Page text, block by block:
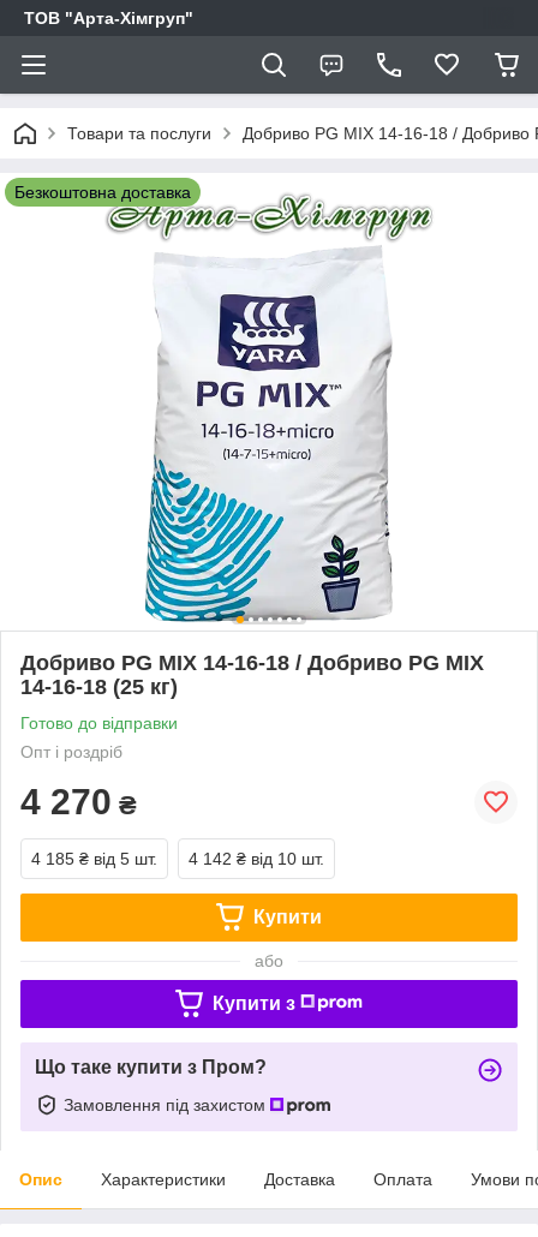
ТОВ "Арта-Хімгруп"
Товари та послуги Добриво PG MIX 14-16-18 / Добриво
Безкоштовна доставка
Добриво PG MIX 14-16-18 / Добриво PG MIX
14-16-18 (25 кг)
Готово до відправки
Опт і роздріб
4 270 ₴
4 185 ₴ від 5 шт. 4 142 ₴ від 10 шт.
Купити
або
Купити з
Що таке купити з Пром?
Замовлення під захистом
Опис Характеристики Доставка Оплата Умови